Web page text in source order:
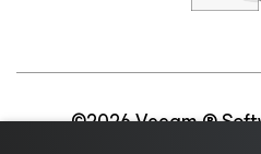
©2026 Veeam ®